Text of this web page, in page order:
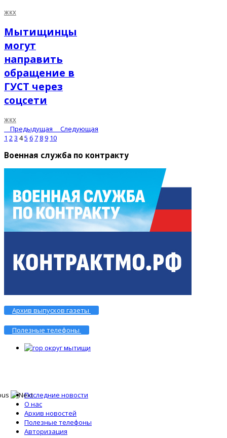
ЖКХ
Мытищинцы
могут
направить
обращение в
ГУСТ через
соцсети
ЖКХ
Предыдущая
Следующая
1 23 45 67 89 10
Военная служба по контракту
Архив выпусков газеты
Полезные телефоны
Последние новости
О нас
Архив новостей
Полезные телефоны
Авторизация